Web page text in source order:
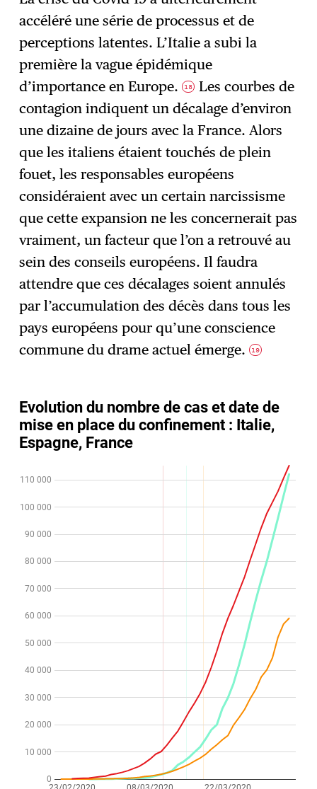
accéléré une série de processus et de
perceptions latentes. L’Italie a subi la
première la vague épidémique
d’importance en Europe.18 Les courbes de
contagion indiquent un décalage d’environ
une dizaine de jours avec la France. Alors
que les italiens étaient touchés de plein
fouet, les responsables européens
considéraient avec un certain narcissisme
que cette expansion ne les concernerait pas
vraiment, un facteur que l’on a retrouvé au
sein des conseils européens. Il faudra
attendre que ces décalages soient annulés
par l’accumulation des décès dans tous les
pays européens pour qu’une conscience
commune du drame actuel émerge.19